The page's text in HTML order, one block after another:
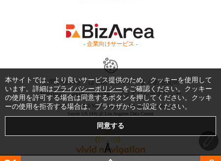
- 企業向けサービス -
お問い合わせ はじめてガイド
よくある質問
利用規約
商標・著作権 プライバシーポリシー
Copyright © 1999-2026 Vivid Navigation, Inc. All Rights Reserved.
Server US (44) @ Los Angeles Data Center
本サイトでは、より良いサービス提供のため、クッキーを使用して
います。詳細はプライバシーポリシーをご確認ください。クッキー
の使用を許可する場合は同意するボタンを押してください。クッキ
ーの使用を拒否する場合は、ブラウザからご設定ください。